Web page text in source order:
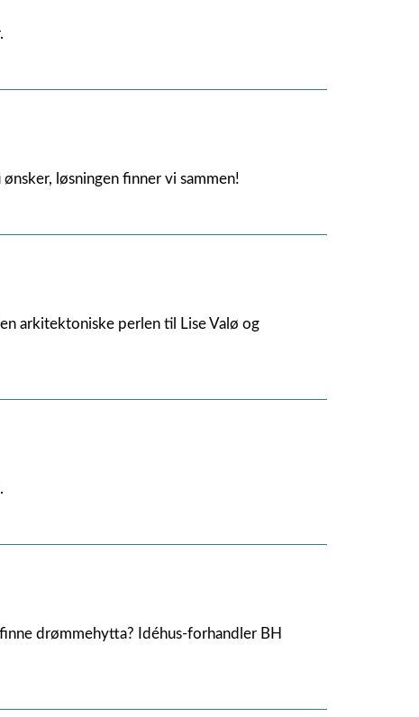
løsningen finner vi sammen!
arkitektoniske perlen til Lise Valø og
drømmehytta? Idéhus-forhandler BH